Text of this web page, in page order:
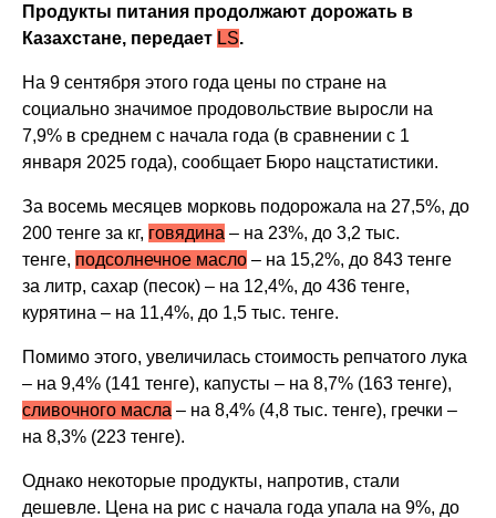
Продукты питания продолжают дорожать в
Казахстане, передает LS.
На 9 сентября этого года цены по стране на
социально значимое продовольствие выросли на
7,9% в среднем с начала года (в сравнении с 1
января 2025 года), сообщает Бюро нацстатистики.
За восемь месяцев морковь подорожала на 27,5%, до
200 тенге за кг, говядина – на 23%, до 3,2 тыс.
тенге, подсолнечное масло – на 15,2%, до 843 тенге
за литр, сахар (песок) – на 12,4%, до 436 тенге,
курятина – на 11,4%, до 1,5 тыс. тенге.
Помимо этого, увеличилась стоимость репчатого лука
– на 9,4% (141 тенге), капусты – на 8,7% (163 тенге),
сливочного масла – на 8,4% (4,8 тыс. тенге), гречки –
на 8,3% (223 тенге).
Однако некоторые продукты, напротив, стали
дешевле. Цена на рис с начала года упала на 9%, до